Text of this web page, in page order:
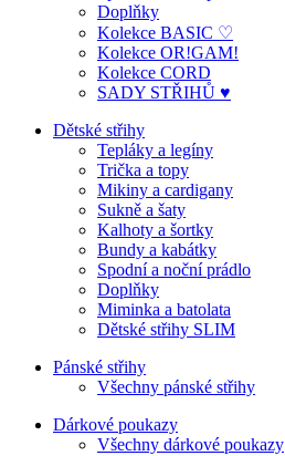
Doplňky
Kolekce BASIC ♡
Kolekce OR!GAM!
Kolekce CORD
SADY STŘIHŮ ♥
Dětské střihy
Tepláky a legíny
Trička a topy
Mikiny a cardigany
Sukně a šaty
Kalhoty a šortky
Bundy a kabátky
Spodní a noční prádlo
Doplňky
Miminka a batolata
Dětské střihy SLIM
Pánské střihy
Všechny pánské střihy
Dárkové poukazy
Všechny dárkové poukazy